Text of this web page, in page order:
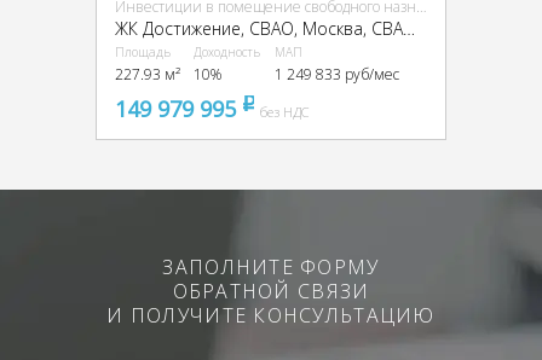
Инвестиции в помещение свободного назначения (ПСН)
ЖК Достижение, CВАО, Москва, СВАО, Марфино, улица Академика Королева, 21
Площадь
227.93 м²
Доходность
10%
МАП
1 249 833 руб/мес
149 979 995 pуббез НДС
ЗАПОЛНИТЕ ФОРМУ
ОБРАТНОЙ СВЯЗИ
И ПОЛУЧИТЕ КОНСУЛЬТАЦИЮ